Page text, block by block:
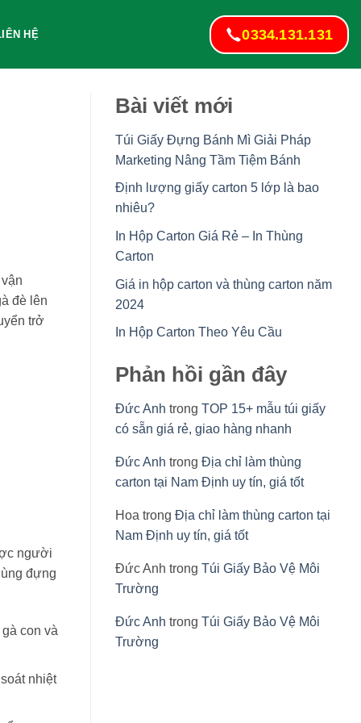
HỆ 0334.131.131
đè lên
trở
người
đựng
con và
nhiệt
Bài viết mới
Túi Giấy Đựng Bánh Mì Giải Pháp
Marketing Nâng Tầm Tiệm Bánh
Định lượng giấy carton 5 lớp là bao
nhiêu?
In Hộp Carton Giá Rẻ – In Thùng
Carton
Giá in hộp carton và thùng carton năm
2024
In Hộp Carton Theo Yêu Cầu
Phản hồi gần đây
Đức Anh trong TOP 15+ mẫu túi giấy
có sẵn giá rẻ, giao hàng nhanh
Đức Anh trong Địa chỉ làm thùng
carton tại Nam Định uy tín, giá tốt
Hoa trong Địa chỉ làm thùng carton tại
Nam Định uy tín, giá tốt
Đức Anh trong Túi Giấy Bảo Vệ Môi
Trường
Đức Anh trong Túi Giấy Bảo Vệ Môi
Trường